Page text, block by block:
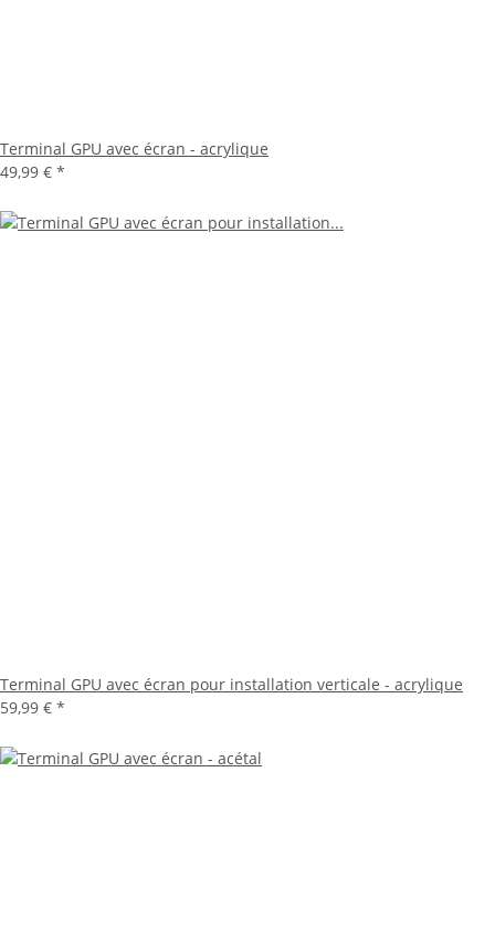
Terminal GPU avec écran - acrylique
49,99 € *
Terminal GPU avec écran pour installation verticale - acrylique
59,99 € *